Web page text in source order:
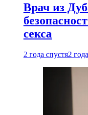
Врач из
секса
2 года спустя2